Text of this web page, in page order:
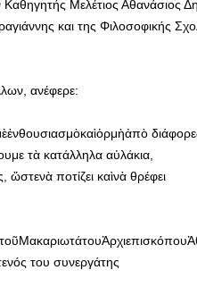
Μελέτιος Αθανάσιος
και της Φιλοσοφικής
ανέφερε:
τὰ κατάλληλα αὐλάκια,
ποτίζει καὶνὰ θρέφει
του συνεργάτης